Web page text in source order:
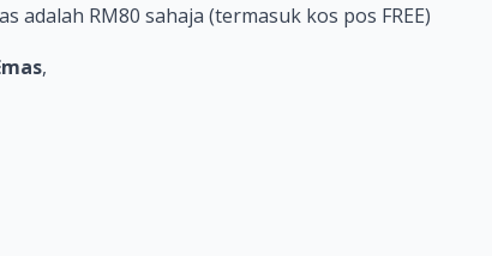
RM80 sahaja (termasuk kos pos FREE)
,